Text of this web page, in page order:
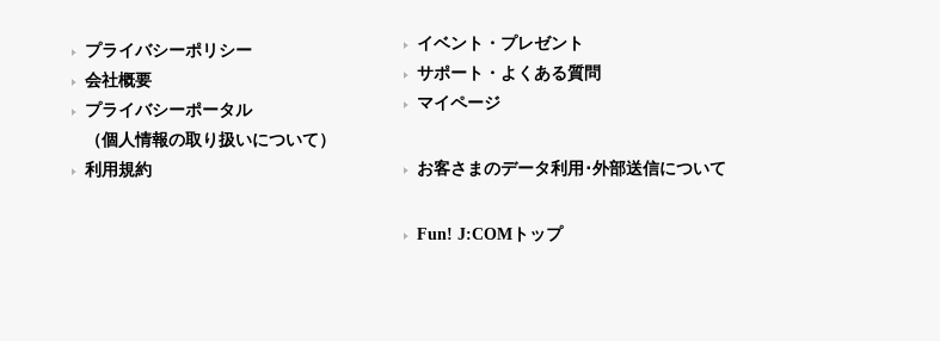
プライバシーポリシー
会社概要
プライバシーポータル
（個人情報の取り扱いについて）
利用規約
イベント・プレゼント
サポート・よくある質問
マイページ
お客さまのデータ利用･外部送信について
Fun! J:COMトップ